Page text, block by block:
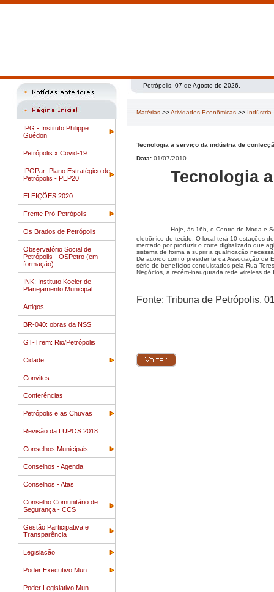
IPG - Instituto Philippe
Guédon
Petrópolis x Covid-19
IPGPar: Plano Estratégico de
Petrópolis - PEP20
ELEIÇÕES 2020
Frente Pró-Petrópolis
Os Brados de Petrópolis
Observatório Social de
Petrópolis - OSPetro (em
formação)
INK: Instituto Koeler de
Planejamento Municipal
Artigos
BR-040: obras da NSS
GT-Trem: Rio/Petrópolis
Cidade
Convites
Conferências
Petrópolis e as Chuvas
Revisão da LUPOS 2018
Conselhos Municipais
Conselhos - Agenda
Conselhos - Atas
Conselho Comunitário de
Segurança - CCS
Gestão Participativa e
Transparência
Legislação
Poder Executivo Mun.
Poder Legislativo Mun.
Petrópolis, 07 de Agosto de 2026.
Matérias >>Atividades Econômicas >> Indústria
Tecnologia a serviço da indústria de
Data: 01/07/2010
Tecnologia
Hoje, às 16h, o Centro de Moda e
eletrônico de tecido. O local terá 10 estações
mercado por produzir o corte digitalizado que
sistema de forma a suprir a qualificação
De acordo com o presidente da Associação de
série de benefícios conquistados pela Rua
Negócios, a recém-inaugurada rede wireless
Fonte: Tribuna de Petrópolis,